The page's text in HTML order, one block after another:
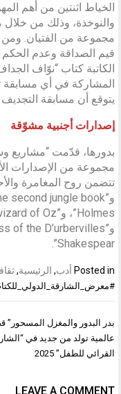
الخياط اثنتين من أهم
والنوخذة، وذلك من
مجموعة من الفتيان. ومن
قيم الصداقة وعدم
الكاتبة كتاب “نوّاف
المشاركة في أي مسابقة
يتوقع أن مسابقة
إصدارات أجنبية مشوّقة
بدورها، قدّمت “مشاريع
مجموعة من الإصدارات
Shakespear”.
Posted in أدب, الرئيسية,
تصفّح
المقالات
بدر البدور والمغزل المسحور”
عالمية تولد من جديد في
القرائي للطفل” 2025
LEAVE A COMMENT